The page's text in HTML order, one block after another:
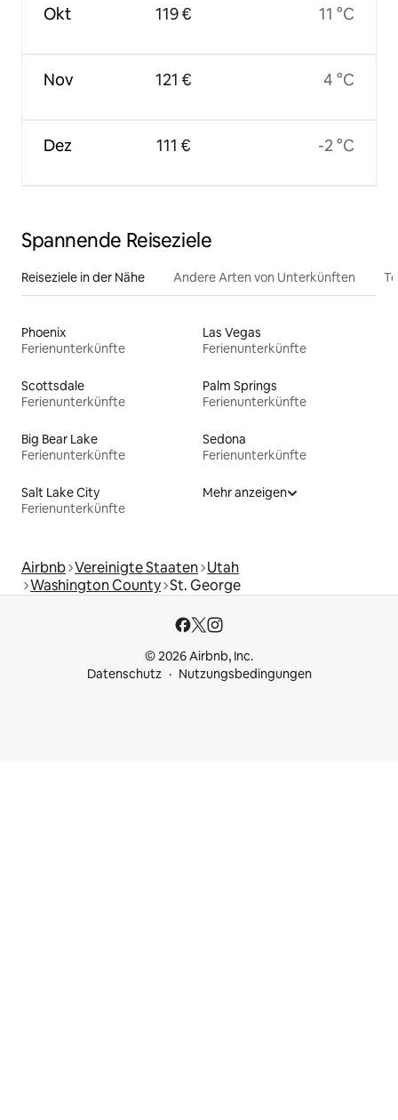
Okt
Nov
Dez
119 €
121 €
111 €
11 °C
4 °C
-2 °C
Spannende Reiseziele
Reiseziele in der Nähe Andere Arten von Unterkünften
Phoenix
Ferienunterkünfte
Las Vegas
Ferienunterkünfte
Scottsdale
Ferienunterkünfte
Palm Springs
Ferienunterkünfte
Big Bear Lake
Ferienunterkünfte
Sedona
Ferienunterkünfte
Salt Lake City
Ferienunterkünfte
Mehr anzeigen
Airbnb Vereinigte Staaten Utah
Washington County St. George
© 2026 Airbnb, Inc.
Datenschutz
Nutzungsbedingungen